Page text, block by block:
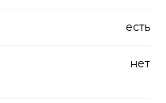
есть
нет